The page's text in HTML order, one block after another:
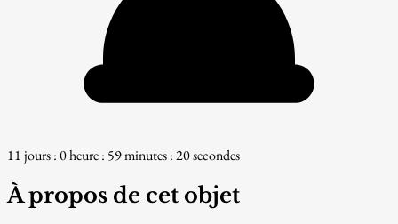
11 jours : 0 heure : 59 minutes : 19 secondes
À propos de cet objet